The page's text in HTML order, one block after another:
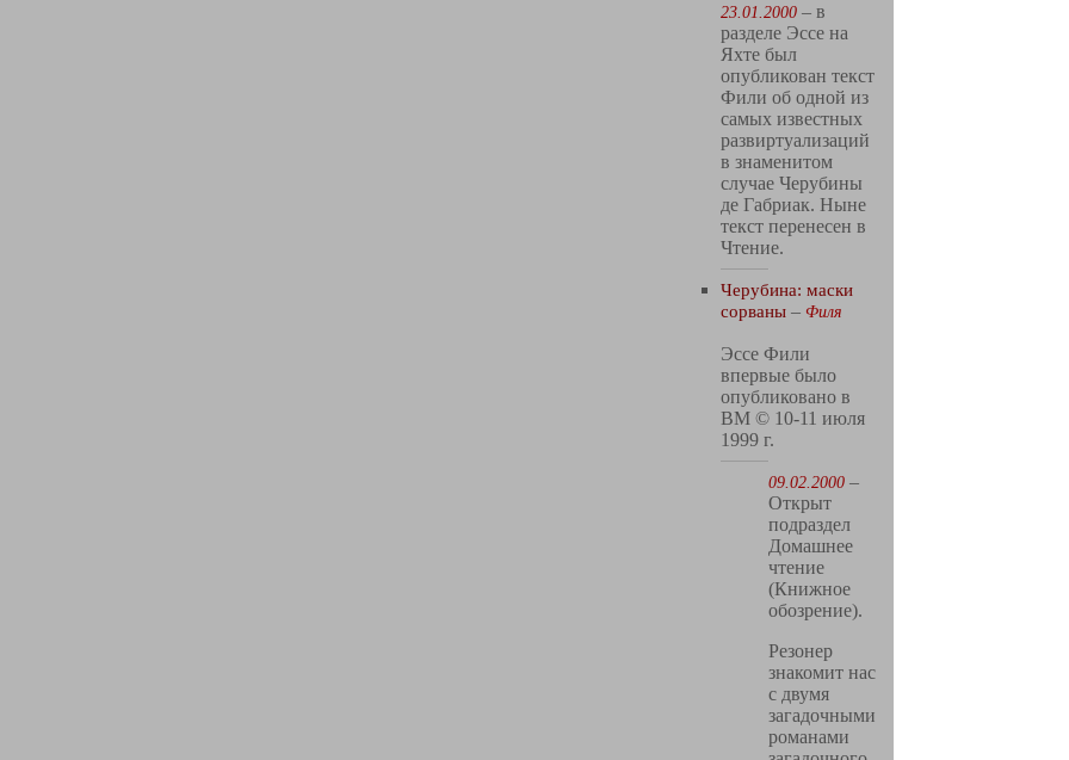
23.01.2000 – в
разделе Эссе на
Яхте был
опубликован текст
Фили об одной из
самых известных
развиртуализаций
в знаменитом
случае Черубины
де Габриак. Ныне
текст перенесен в
Чтение.
Черубина: маски
сорваны – Филя
Эссе Фили
впервые было
опубликовано в
ВМ © 10-11 июля
1999 г.
09.02.2000 –
Открыт
подраздел
Домашнее
чтение
(Книжное
обозрение).
Резонер
знакомит нас
с двумя
загадочными
романами